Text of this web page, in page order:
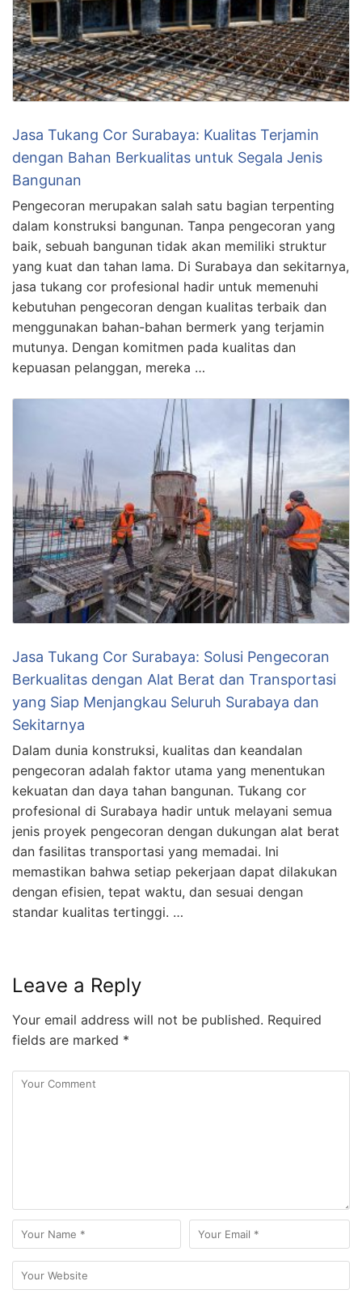
Jasa Tukang Cor Surabaya: Kualitas Terjamin
dengan Bahan Berkualitas untuk Segala Jenis
Bangunan
Pengecoran merupakan salah satu bagian terpenting
dalam konstruksi bangunan. Tanpa pengecoran yang
baik, sebuah bangunan tidak akan memiliki struktur
yang kuat dan tahan lama. Di Surabaya dan sekitarnya,
jasa tukang cor profesional hadir untuk memenuhi
kebutuhan pengecoran dengan kualitas terbaik dan
menggunakan bahan-bahan bermerk yang terjamin
mutunya. Dengan komitmen pada kualitas dan
kepuasan pelanggan, mereka …
Jasa Tukang Cor Surabaya: Solusi Pengecoran
Berkualitas dengan Alat Berat dan Transportasi
yang Siap Menjangkau Seluruh Surabaya dan
Sekitarnya
Dalam dunia konstruksi, kualitas dan keandalan
pengecoran adalah faktor utama yang menentukan
kekuatan dan daya tahan bangunan. Tukang cor
profesional di Surabaya hadir untuk melayani semua
jenis proyek pengecoran dengan dukungan alat berat
dan fasilitas transportasi yang memadai. Ini
memastikan bahwa setiap pekerjaan dapat dilakukan
dengan efisien, tepat waktu, dan sesuai dengan
standar kualitas tertinggi. …
Leave a Reply
Your email address will not be published. Required
fields are marked *